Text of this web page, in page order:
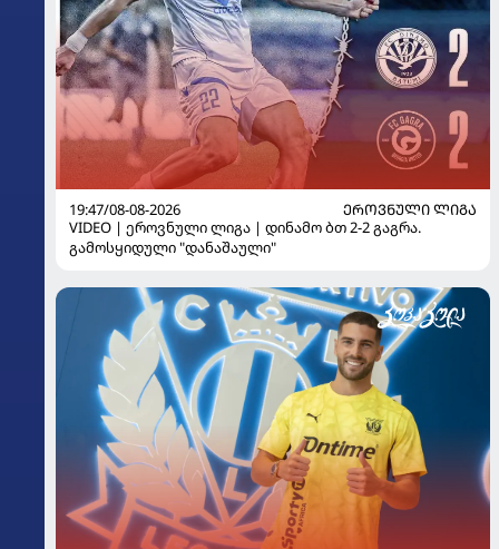
19:47/08-08-2026
ᲔᲠᲝᲕᲜᲣᲚᲘ ᲚᲘᲒᲐ
VIDEO | ეროვნული ლიგა | დინამო ბთ 2-2 გაგრა.
გამოსყიდული "დანაშაული"